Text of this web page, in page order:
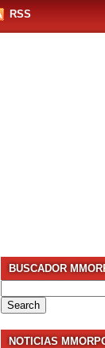
RSS
BUSCADOR
for:
NOTICIAS